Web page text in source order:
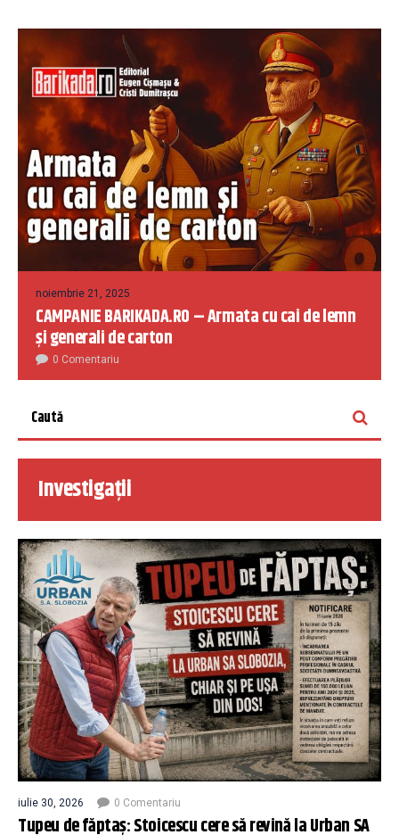
noiembrie 21, 2025
CAMPANIE BARIKADA.RO – Armata cu cai de lemn
și generali de carton
0 Comentariu
Investigații
iulie 30, 2026 0 Comentariu
Tupeu de făptaș: Stoicescu cere să revină la Urban SA